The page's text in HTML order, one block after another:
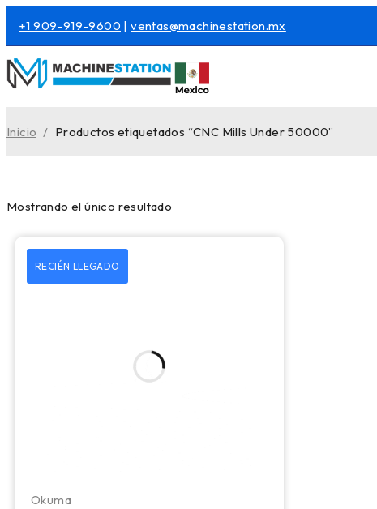
+1 909-919-9600 |ventas@machinestation.mx
Inicio / Productos etiquetados “CNC Mills Under 50000”
Mostrando el único resultado
RECIÉN LLEGADO
Okuma